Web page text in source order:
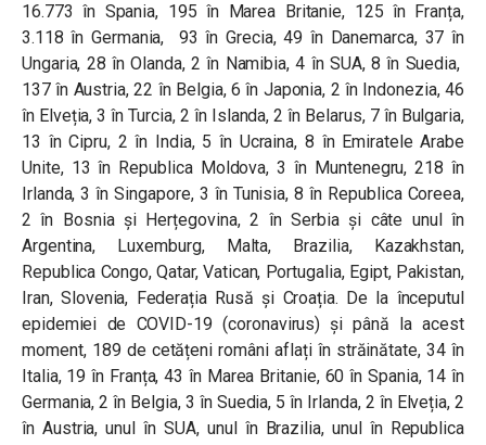
16.773 în Spania, 195 în Marea Britanie, 125 în Franța,
3.118 în Germania, 93 în Grecia, 49 în Danemarca, 37 în
Ungaria, 28 în Olanda, 2 în Namibia, 4 în SUA, 8 în Suedia,
137 în Austria, 22 în Belgia, 6 în Japonia, 2 în Indonezia, 46
în Elveția, 3 în Turcia, 2 în Islanda, 2 în Belarus, 7 în Bulgaria,
13 în Cipru, 2 în India, 5 în Ucraina, 8 în Emiratele Arabe
Unite, 13 în Republica Moldova, 3 în Muntenegru, 218 în
Irlanda, 3 în Singapore, 3 în Tunisia, 8 în Republica Coreea,
2 în Bosnia și Herțegovina, 2 în Serbia și câte unul în
Argentina, Luxemburg, Malta, Brazilia, Kazakhstan,
Republica Congo, Qatar, Vatican, Portugalia, Egipt, Pakistan,
Iran, Slovenia, Federația Rusă și Croația. De la începutul
epidemiei de COVID-19 (coronavirus) și până la acest
moment, 189 de cetățeni români aflați în străinătate, 34 în
Italia, 19 în Franța, 43 în Marea Britanie, 60 în Spania, 14 în
Germania, 2 în Belgia, 3 în Suedia, 5 în Irlanda, 2 în Elveția, 2
în Austria, unul în SUA, unul în Brazilia, unul în Republica